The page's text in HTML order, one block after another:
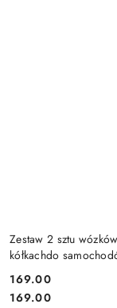
Zestaw 2 sztu
kółkachdo
Cena:
169.00
Cena:
169.00